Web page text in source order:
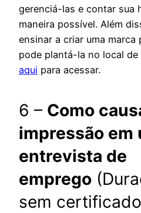
gerenciá-las e contar sua
maneira possível. Além
ensinar a criar uma marca
pode plantá-la no local de
aqui para acessar.
6 – Como
impressão em
entrevista de
emprego
sem